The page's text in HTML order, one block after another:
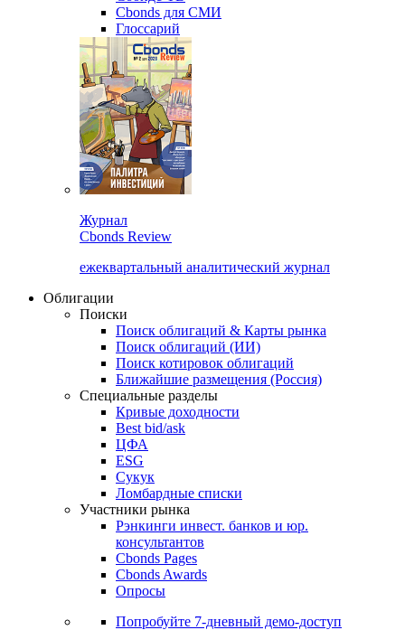
Cbonds для СМИ
Глоссарий
Журнал
Cbonds Review
ежеквартальный аналитический журнал
Облигации
Поиски
Поиск облигаций & Карты рынка
Поиск облигаций (ИИ)
Поиск котировок облигаций
Ближайшие размещения (Россия)
Специальные разделы
Кривые доходности
Best bid/ask
ЦФА
ESG
Сукук
Ломбардные списки
Участники рынка
Рэнкинги инвест. банков и юр.
консультантов
Cbonds Pages
Cbonds Awards
Опросы
Попробуйте 7-дневный демо-доступ